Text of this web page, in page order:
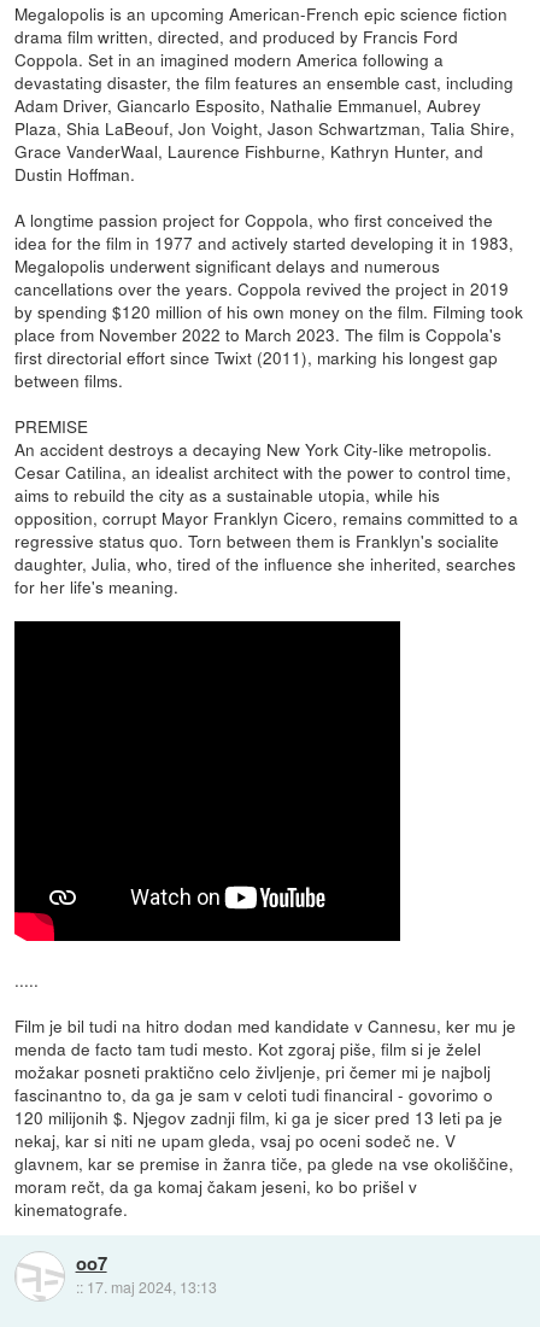
Megalopolis is an upcoming American-French epic science fiction
drama film written, directed, and produced by Francis Ford
Coppola. Set in an imagined modern America following a
devastating disaster, the film features an ensemble cast, including
Adam Driver, Giancarlo Esposito, Nathalie Emmanuel, Aubrey
Plaza, Shia LaBeouf, Jon Voight, Jason Schwartzman, Talia Shire,
Grace VanderWaal, Laurence Fishburne, Kathryn Hunter, and
Dustin Hoffman.
A longtime passion project for Coppola, who first conceived the
idea for the film in 1977 and actively started developing it in 1983,
Megalopolis underwent significant delays and numerous
cancellations over the years. Coppola revived the project in 2019
by spending $120 million of his own money on the film. Filming took
place from November 2022 to March 2023. The film is Coppola's
first directorial effort since Twixt (2011), marking his longest gap
between films.
PREMISE
An accident destroys a decaying New York City-like metropolis.
Cesar Catilina, an idealist architect with the power to control time,
aims to rebuild the city as a sustainable utopia, while his
opposition, corrupt Mayor Franklyn Cicero, remains committed to a
regressive status quo. Torn between them is Franklyn's socialite
daughter, Julia, who, tired of the influence she inherited, searches
for her life's meaning.
.....
Film je bil tudi na hitro dodan med kandidate v Cannesu, ker mu je
menda de facto tam tudi mesto. Kot zgoraj piše, film si je želel
možakar posneti praktično celo življenje, pri čemer mi je najbolj
fascinantno to, da ga je sam v celoti tudi financiral - govorimo o
120 milijonih $. Njegov zadnji film, ki ga je sicer pred 13 leti pa je
nekaj, kar si niti ne upam gleda, vsaj po oceni sodeč ne. V
glavnem, kar se premise in žanra tiče, pa glede na vse okoliščine,
moram rečt, da ga komaj čakam jeseni, ko bo prišel v
kinematografe.
oo7
:: 17. maj 2024, 13:13